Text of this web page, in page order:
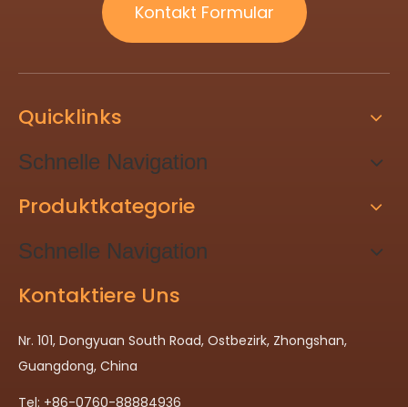
Kontakt Formular
Quicklinks
Schnelle Navigation
Produktkategorie
Schnelle Navigation
Kontaktiere Uns
Nr. 101, Dongyuan South Road, Ostbezirk, Zhongshan,
Guangdong, China
Tel: +86-0760-88884936